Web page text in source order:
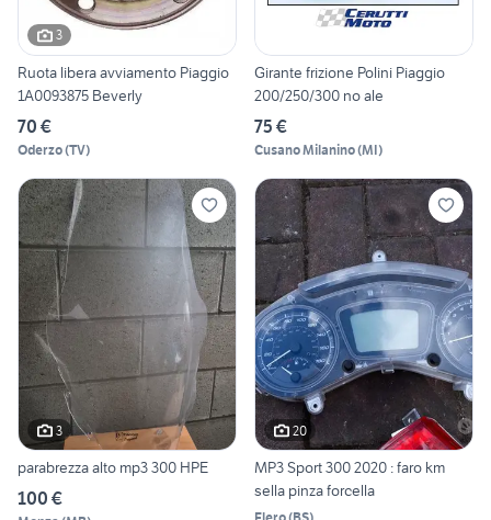
3
Ruota libera avviamento Piaggio
1A0093875 Beverly
70 €
Oderzo(TV)
Girante frizione Polini Piaggio
200/250/300 no ale
75 €
Cusano Milanino(MI)
3
parabrezza alto mp3 300 HPE
100 €
20
MP3 Sport 300 2020 : faro km
sella pinza forcella